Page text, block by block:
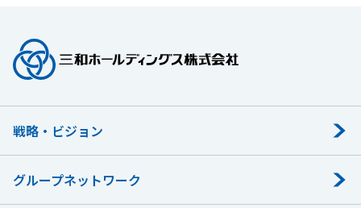
戦略・ビジョン
グループネットワーク